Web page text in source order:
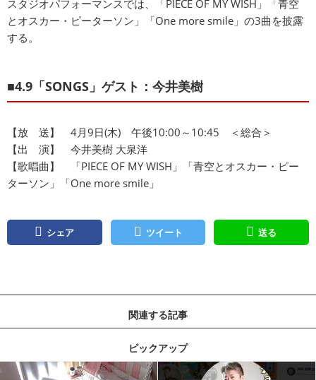
スタジオパフォーマンスでは、「PIECE OF MY WISH」「青空
とオスカー・ピーターソン」「One more smile」の3曲を披露
する。
■4.9「SONGS」ゲスト：今井美樹
【放 送】 4月9日(木) 午後10:00～10:45 ＜総合＞
【出 演】 今井美樹 大泉洋
【歌唱曲】 「PIECE OF MY WISH」「青空とオスカー・ピー
ターソン」「One more smile」
シェア ツイート 送る
関連する記事
ピックアップ
記事を読む